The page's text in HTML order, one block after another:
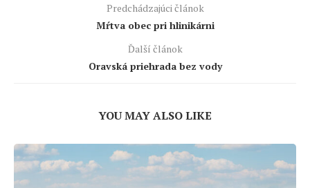
Predchádzajúci článok
Mŕtva obec pri hlinikárni
Ďalší článok
Oravská priehrada bez vody
YOU MAY ALSO LIKE